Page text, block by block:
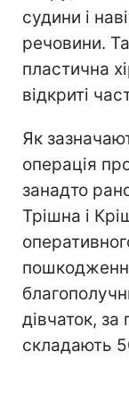
судини і
речовини.
пластична
відкриті
Як
операція
занадто
Трішна і
дівчаток,
складають